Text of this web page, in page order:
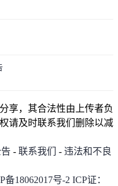
享，其合法性由上传者负
请及时联系我们删除以减
- 联系我们 - 违法和不良
备18062017号-2 ICP证：